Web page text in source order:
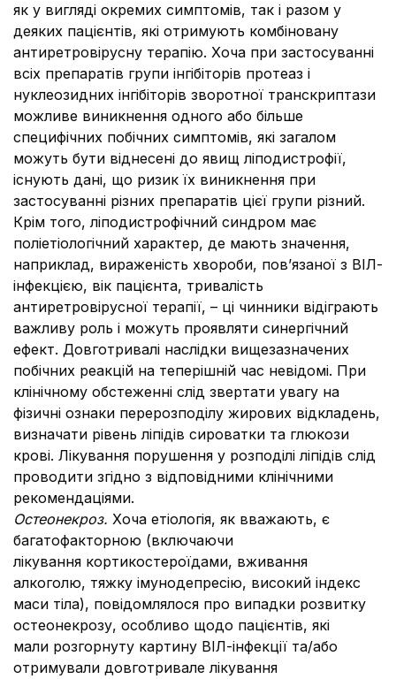
як у вигляді окремих симптомів, так і разом у
деяких пацієнтів, які отримують комбіновану
антиретровірусну терапію. Хоча при застосуванні
всіх препаратів групи інгібіторів протеаз і
нуклеозидних інгібіторів зворотної транскриптази
можливе виникнення одного або більше
специфічних побічних симптомів, які загалом
можуть бути віднесені до явищ ліподистрофії,
існують дані, що ризик їх виникнення при
застосуванні різних препаратів цієї групи різний.
Крім того, ліподистрофічний синдром має
поліетіологічний характер, де мають значення,
наприклад, вираженість хвороби, пов’язаної з ВІЛ-
інфекцією, вік пацієнта, тривалість
антиретровірусної терапії, – ці чинники відіграють
важливу роль і можуть проявляти синергічний
ефект. Довготривалі наслідки вищезазначених
побічних реакцій на теперішній час невідомі. При
клінічному обстеженні слід звертати увагу на
фізичні ознаки перерозподілу жирових відкладень,
визначати рівень ліпідів сироватки та глюкози
крові. Лікування порушення у розподілі ліпідів слід
проводити згідно з відповідними клінічними
рекомендаціями.
Oстеонекроз. Хоча етіологія, як вважають, є
багатофакторною (включаючи
лікування кортикостероїдами, вживання
алкоголю, тяжку імунодепресію, високий індекс
маси тіла), повідомлялося про випадки розвитку
остеонекрозу, особливо щодо пацієнтів, які
мали розгорнуту картину ВІЛ-інфекції та/або
отримували довготривале лікування